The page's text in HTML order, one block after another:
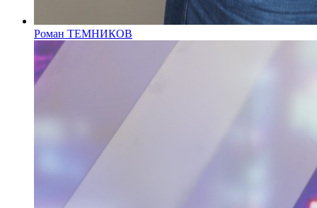
Роман ТЕМНИКОВ